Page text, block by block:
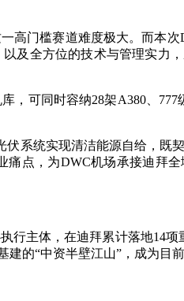
高门槛赛道难度极大。而本
及全方位的技术与管理实力
可同时容纳28架A380、
系统实现清洁能源自给，既
点，为DWC机场承接迪拜
主体，在迪拜累计落地14项
的“中资半壁江山”，成为目